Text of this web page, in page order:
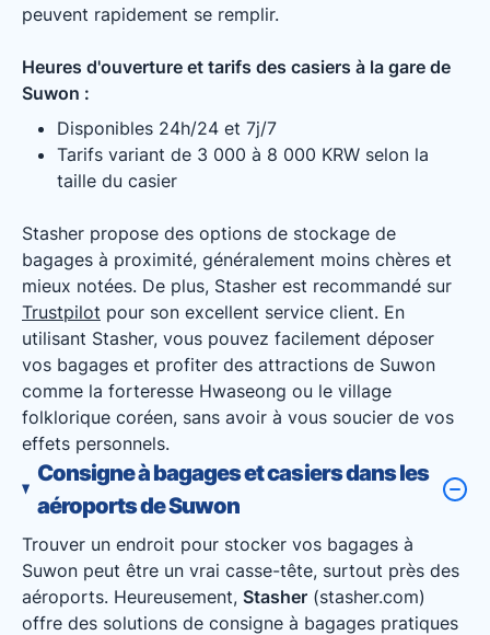
peuvent rapidement se remplir.
Heures d'ouverture et tarifs des casiers à la gare de
Suwon :
Disponibles 24h/24 et 7j/7
Tarifs variant de 3 000 à 8 000 KRW selon la
taille du casier
Stasher propose des options de stockage de
bagages à proximité, généralement moins chères et
mieux notées. De plus, Stasher est recommandé sur
Trustpilot pour son excellent service client. En
utilisant Stasher, vous pouvez facilement déposer
vos bagages et profiter des attractions de Suwon
comme la forteresse Hwaseong ou le village
folklorique coréen, sans avoir à vous soucier de vos
effets personnels.
Consigne à bagages et casiers dans les
aéroports de Suwon
Trouver un endroit pour stocker vos bagages à
Suwon peut être un vrai casse-tête, surtout près des
aéroports. Heureusement, Stasher (stasher.com)
offre des solutions de consigne à bagages pratiques